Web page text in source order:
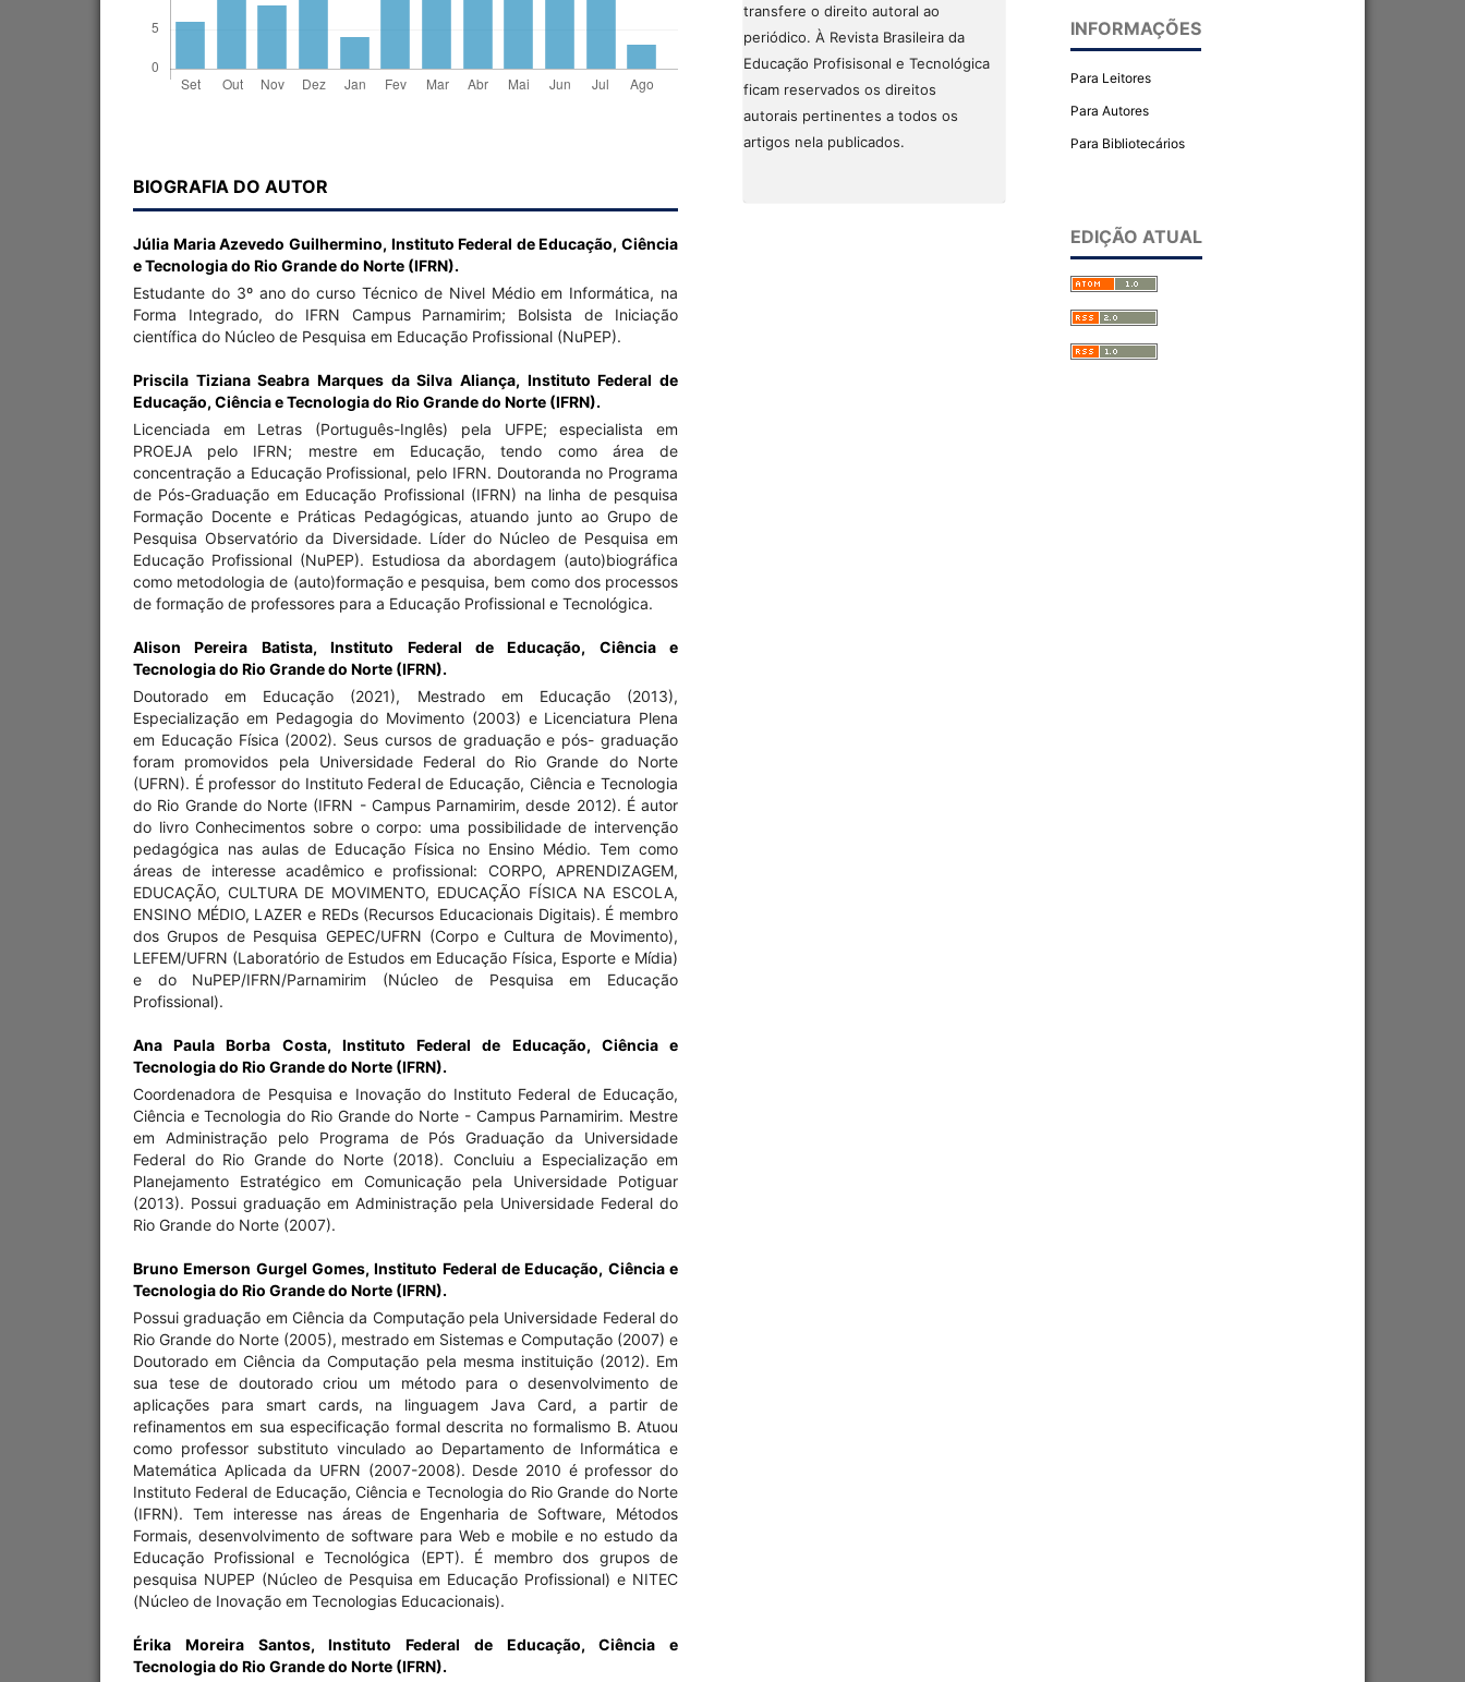
BIOGRAFIA DO AUTOR
Júlia Maria Azevedo Guilhermino, Instituto Federal de Educação, Ciência
e Tecnologia do Rio Grande do Norte (IFRN).
Estudante do 3º ano do curso Técnico de Nivel Médio em Informática, na
Forma Integrado, do IFRN Campus Parnamirim; Bolsista de Iniciação
científica do Núcleo de Pesquisa em Educação Profissional (NuPEP).
Priscila Tiziana Seabra Marques da Silva Aliança, Instituto Federal de
Educação, Ciência e Tecnologia do Rio Grande do Norte (IFRN).
Licenciada em Letras (Português-Inglês) pela UFPE; especialista em
PROEJA pelo IFRN; mestre em Educação, tendo como área de
concentração a Educação Profissional, pelo IFRN. Doutoranda no Programa
de Pós-Graduação em Educação Profissional (IFRN) na linha de pesquisa
Formação Docente e Práticas Pedagógicas, atuando junto ao Grupo de
Pesquisa Observatório da Diversidade. Líder do Núcleo de Pesquisa em
Educação Profissional (NuPEP). Estudiosa da abordagem (auto)biográfica
como metodologia de (auto)formação e pesquisa, bem como dos processos
de formação de professores para a Educação Profissional e Tecnológica.
Alison Pereira Batista,Instituto Federal de Educação, Ciência e
Tecnologia do Rio Grande do Norte (IFRN).
Doutorado em Educação (2021), Mestrado em Educação (2013),
Especialização em Pedagogia do Movimento (2003) e Licenciatura Plena
em Educação Física (2002). Seus cursos de graduação e pós- graduação
foram promovidos pela Universidade Federal do Rio Grande do Norte
(UFRN). É professor do Instituto Federal de Educação, Ciência e Tecnologia
do Rio Grande do Norte (IFRN - Campus Parnamirim, desde 2012). É autor
do livro Conhecimentos sobre o corpo: uma possibilidade de intervenção
pedagógica nas aulas de Educação Física no Ensino Médio. Tem como
áreas de interesse acadêmico e profissional: CORPO, APRENDIZAGEM,
EDUCAÇÃO, CULTURA DE MOVIMENTO, EDUCAÇÃO FÍSICA NA ESCOLA,
ENSINO MÉDIO, LAZER e REDs (Recursos Educacionais Digitais). É membro
dos Grupos de Pesquisa GEPEC/UFRN (Corpo e Cultura de Movimento),
LEFEM/UFRN (Laboratório de Estudos em Educação Física, Esporte e Mídia)
e do NuPEP/IFRN/Parnamirim (Núcleo de Pesquisa em Educação
Profissional).
Ana Paula Borba Costa, Instituto Federal de Educação, Ciência e
Tecnologia do Rio Grande do Norte (IFRN).
Coordenadora de Pesquisa e Inovação do Instituto Federal de Educação,
Ciência e Tecnologia do Rio Grande do Norte - Campus Parnamirim. Mestre
em Administração pelo Programa de Pós Graduação da Universidade
Federal do Rio Grande do Norte (2018). Concluiu a Especialização em
Planejamento Estratégico em Comunicação pela Universidade Potiguar
(2013). Possui graduação em Administração pela Universidade Federal do
Rio Grande do Norte (2007).
Bruno Emerson Gurgel Gomes,Instituto Federal de Educação, Ciência e
Tecnologia do Rio Grande do Norte (IFRN).
Possui graduação em Ciência da Computação pela Universidade Federal do
Rio Grande do Norte (2005), mestrado em Sistemas e Computação (2007) e
Doutorado em Ciência da Computação pela mesma instituição (2012). Em
sua tese de doutorado criou um método para o desenvolvimento de
aplicações para smart cards, na linguagem Java Card, a partir de
refinamentos em sua especificação formal descrita no formalismo B. Atuou
como professor substituto vinculado ao Departamento de Informática e
Matemática Aplicada da UFRN (2007-2008). Desde 2010 é professor do
Instituto Federal de Educação, Ciência e Tecnologia do Rio Grande do Norte
(IFRN). Tem interesse nas áreas de Engenharia de Software, Métodos
Formais, desenvolvimento de software para Web e mobile e no estudo da
Educação Profissional e Tecnológica (EPT). É membro dos grupos de
pesquisa NUPEP (Núcleo de Pesquisa em Educação Profissional) e NITEC
(Núcleo de Inovação em Tecnologias Educacionais).
Érika Moreira Santos,Instituto Federal de Educação, Ciência e
Tecnologia do Rio Grande do Norte (IFRN).
transfere o direito autoral ao
periódico. À Revista Brasileira da
Educação Profisisonal e Tecnológica
ficam reservados os direitos
autorais pertinentes a todos os
artigos nela publicados.
INFORMAÇÕES
Para Leitores
Para Autores
Para Bibliotecários
EDIÇÃO ATUAL